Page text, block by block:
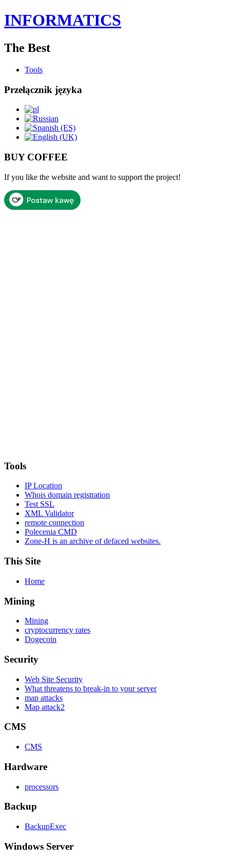
INFORMATICS
The Best
Tools
Przełącznik języka
BUY COFFEE
If you like the website and want to support the project!
Tools
IP Location
Whois domain registration
Test SSL
XML Validator
remote connection
Polecenia CMD
Zone-H is an archive of defaced websites.
This Site
Home
Mining
Mining
cryptocurrency rates
Dogecoin
Security
Web Site Security
What threatens to break-in to your server
map attacks
Map attack2
CMS
CMS
Hardware
processors
Backup
BackupExec
Windows Server